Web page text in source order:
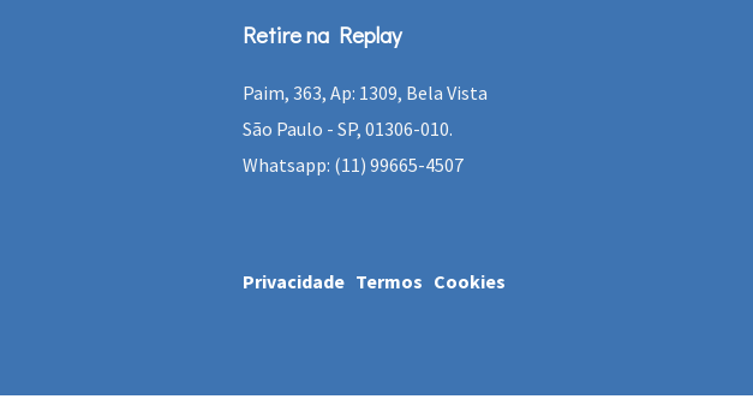
Retire na Replay
Paim, 363, Ap: 1309, Bela Vista
São Paulo - SP, 01306-010.
Whatsapp: (11) 99665-4507
Privacidade Termos Cookies